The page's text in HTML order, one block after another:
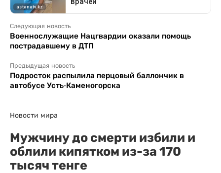
Следующая новость
Военнослужащие Нацгвардии оказали помощь
пострадавшему в ДТП
Предыдущая новость
Подросток распылила перцовый баллончик в
автобусе Усть-Каменогорска
Новости мира
Мужчину до смерти избили и
облили кипятком из-за 170
тысяч тенге